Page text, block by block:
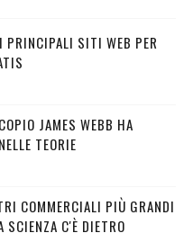
PRINCIPALI SITI WEB PER
JAMES WEBB HA
TEORIE
COMMERCIALI PIÙ GRANDI
SCIENZA C'È DIETRO